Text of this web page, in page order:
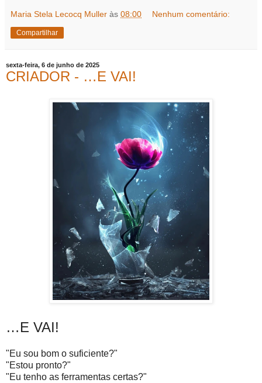
Maria Stela Lecocq Muller às 08:00 Nenhum comentário:
Compartilhar
sexta-feira, 6 de junho de 2025
CRIADOR - …E VAI!
…E VAI!
"Eu sou bom o suficiente?"
"Estou pronto?"
"Eu tenho as ferramentas certas?"